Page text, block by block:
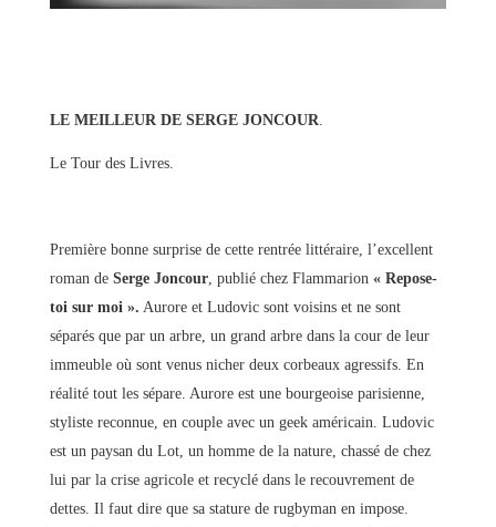
LE MEILLEUR DE SERGE JONCOUR
Le Tour des Livres.
Première bonne surprise de cette rentrée littéraire, l’excellent
roman de Serge Joncour, publié chez Flammarion « Repose-
toi sur moi ». Aurore et Ludovic sont voisins et ne sont
séparés que par un arbre, un grand arbre dans la cour de leur
immeuble où sont venus nicher deux corbeaux agressifs. En
réalité tout les sépare. Aurore est une bourgeoise parisienne,
styliste reconnue, en couple avec un geek américain. Ludovic
est un paysan du Lot, un homme de la nature, chassé de chez
lui par la crise agricole et recyclé dans le recouvrement de
dettes. Il faut dire que sa stature de rugbyman en impose.